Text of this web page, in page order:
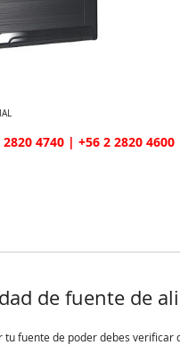
2820 4740 | +56 2 2820 4600
de fuente de
fuente de poder debes verificar